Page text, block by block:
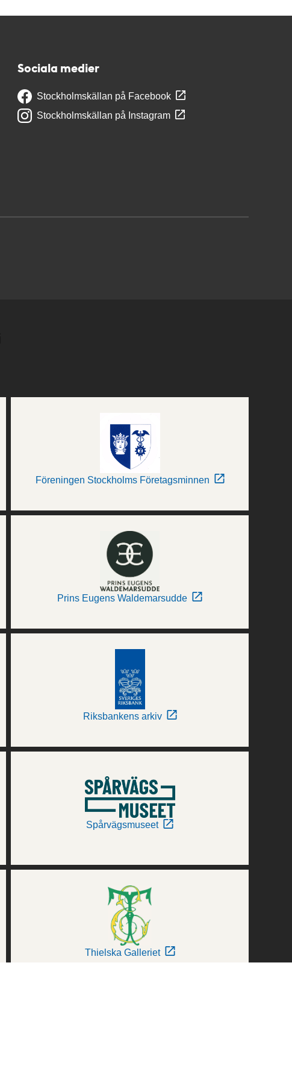
Sociala medier
Stockholmskällan på Facebook
Stockholmskällan på Instagram
Föreningen Stockholms Företagsminnen
Prins Eugens Waldemarsudde
Riksbankens arkiv
Spårvägsmuseet
Thielska Galleriet